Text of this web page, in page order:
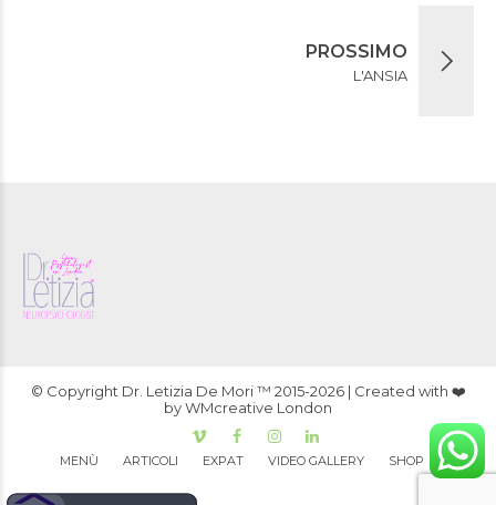
PROSSIMO
L'ANSIA
© Copyright Dr. Letizia De Mori ™ 2015-2026 | Created with ❤️
by WMcreative London
MENÙ ARTICOLI EXPAT VIDEO GALLERY SHOP